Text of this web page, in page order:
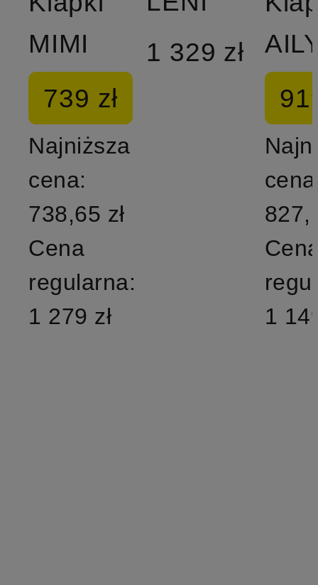
MIMI
739 zł
Najniższa
cena:
738,65 zł
Cena
regularna:
1 279 zł
1 329 zł
1